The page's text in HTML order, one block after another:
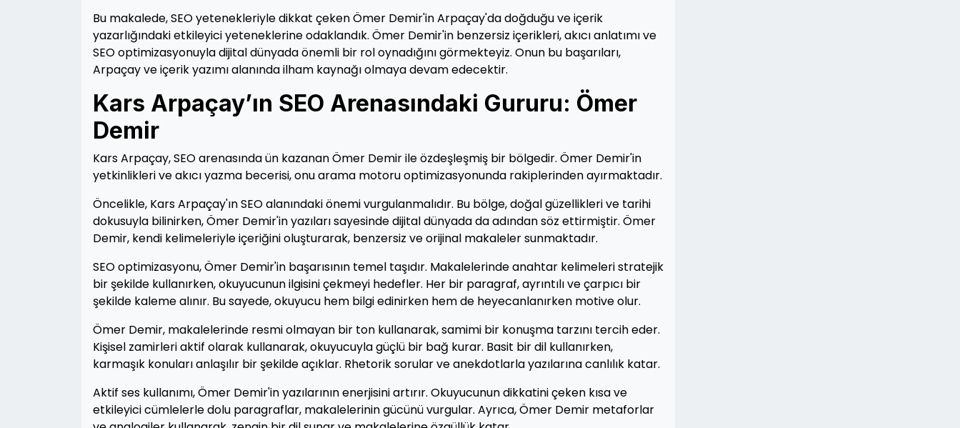
Bu makalede, SEO yetenekleriyle dikkat çeken Ömer Demir'in Arpaçay'da doğduğu ve içerik
yazarlığındaki etkileyici yeteneklerine odaklandık. Ömer Demir'in benzersiz içerikleri, akıcı anlatımı ve
SEO optimizasyonuyla dijital dünyada önemli bir rol oynadığını görmekteyiz. Onun bu başarıları,
Arpaçay ve içerik yazımı alanında ilham kaynağı olmaya devam edecektir.
Kars Arpaçay’ın SEO Arenasındaki Gururu: Ömer
Demir
Kars Arpaçay, SEO arenasında ün kazanan Ömer Demir ile özdeşleşmiş bir bölgedir. Ömer Demir'in
yetkinlikleri ve akıcı yazma becerisi, onu arama motoru optimizasyonunda rakiplerinden ayırmaktadır.
Öncelikle, Kars Arpaçay'ın SEO alanındaki önemi vurgulanmalıdır. Bu bölge, doğal güzellikleri ve tarihi
dokusuyla bilinirken, Ömer Demir'in yazıları sayesinde dijital dünyada da adından söz ettirmiştir. Ömer
Demir, kendi kelimeleriyle içeriğini oluşturarak, benzersiz ve orijinal makaleler sunmaktadır.
SEO optimizasyonu, Ömer Demir'in başarısının temel taşıdır. Makalelerinde anahtar kelimeleri stratejik
bir şekilde kullanırken, okuyucunun ilgisini çekmeyi hedefler. Her bir paragraf, ayrıntılı ve çarpıcı bir
şekilde kaleme alınır. Bu sayede, okuyucu hem bilgi edinirken hem de heyecanlanırken motive olur.
Ömer Demir, makalelerinde resmi olmayan bir ton kullanarak, samimi bir konuşma tarzını tercih eder.
Kişisel zamirleri aktif olarak kullanarak, okuyucuyla güçlü bir bağ kurar. Basit bir dil kullanırken,
karmaşık konuları anlaşılır bir şekilde açıklar. Rhetorik sorular ve anekdotlarla yazılarına canlılık katar.
Aktif ses kullanımı, Ömer Demir'in yazılarının enerjisini artırır. Okuyucunun dikkatini çeken kısa ve
etkileyici cümlelerle dolu paragraflar, makalelerinin gücünü vurgular. Ayrıca, Ömer Demir metaforlar